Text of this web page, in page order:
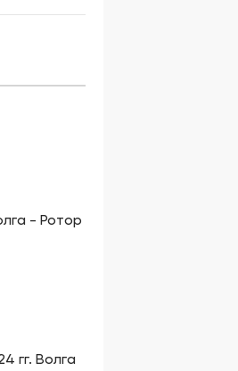
- Ротор
гг. Волга